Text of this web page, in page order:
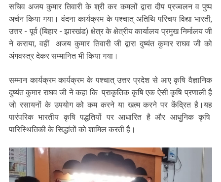
सचिव अजय कुमार तिवारी के श्री कर कमलों द्वारा दीप प्रज्वलन व पुष्प
अर्चन किया गया। वंदना कार्यक्रम के पश्चात् अतिथि परिचय विद्या भारती,
उत्तर - पूर्व (बिहार - झारखंड) क्षेत्र के क्षेत्रीय कार्यालय प्रमुख निर्मालय जी
ने कराया, वहीं अजय कुमार तिवारी जी द्वारा दुष्यंत कुमार राघव जी को
अंगवस्त्र देकर सम्मानित भी किया गया।
सम्मान कार्यक्रम कार्यक्रम के पश्चात् उत्तर प्रदेश से आए कृषि वैज्ञानिक
दुष्यंत कुमार राघव जी ने कहा कि प्राकृतिक कृषि एक ऐसी कृषि प्रणाली है
जो रसायनों के उपयोग को कम करने या खत्म करने पर केंद्रित है।यह
पारंपरिक भारतीय कृषि पद्धतियों पर आधारित है और आधुनिक कृषि
पारिस्थितिकी के सिद्धांतों को शामिल करती है।